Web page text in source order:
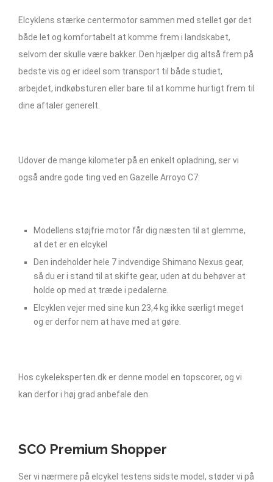
Elcyklens stærke centermotor sammen med stellet gør det
både let og komfortabelt at komme frem i landskabet,
selvom der skulle være bakker. Den hjælper dig altså frem på
bedste vis og er ideel som transport til både studiet,
arbejdet, indkøbsturen eller bare til at komme hurtigt frem til
dine aftaler generelt.
Udover de mange kilometer på en enkelt opladning, ser vi
også andre gode ting ved en Gazelle Arroyo C7:
Modellens støjfrie motor får dig næsten til at glemme,
at det er en elcykel
Den indeholder hele 7 indvendige Shimano Nexus gear,
så du er i stand til at skifte gear, uden at du behøver at
holde op med at træde i pedalerne.
Elcyklen vejer med sine kun 23,4 kg ikke særligt meget
og er derfor nem at have med at gøre.
Hos cykeleksperten.dk er denne model en topscorer, og vi
kan derfor i høj grad anbefale den.
SCO Premium Shopper
Ser vi nærmere på elcykel testens sidste model, støder vi på